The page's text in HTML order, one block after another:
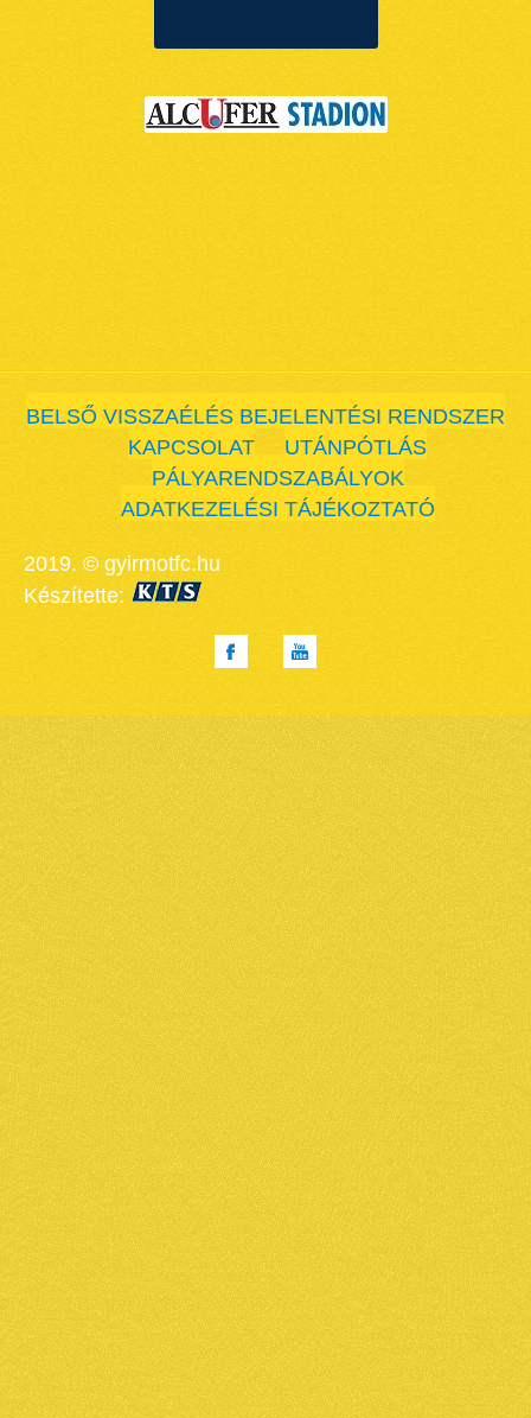
BELSŐ VISSZAÉLÉS BEJELENTÉSI RENDSZER
KAPCSOLAT
UTÁNPÓTLÁS
PÁLYARENDSZABÁLYOK
ADATKEZELÉSI TÁJÉKOZTATÓ
2019. © gyirmotfc.hu
Készítette: